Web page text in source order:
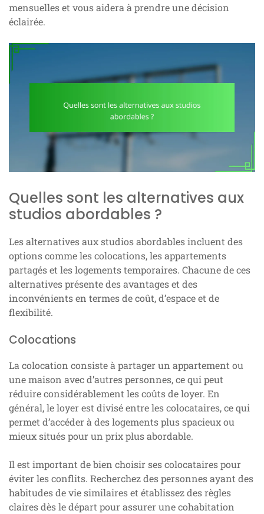
mensuelles et vous aidera à prendre une décision
éclairée.
Quelles sont les alternatives aux
studios abordables ?
Les alternatives aux studios abordables incluent des
options comme les colocations, les appartements
partagés et les logements temporaires. Chacune de ces
alternatives présente des avantages et des
inconvénients en termes de coût, d’espace et de
flexibilité.
Colocations
La colocation consiste à partager un appartement ou
une maison avec d’autres personnes, ce qui peut
réduire considérablement les coûts de loyer. En
général, le loyer est divisé entre les colocataires, ce qui
permet d’accéder à des logements plus spacieux ou
mieux situés pour un prix plus abordable.
Il est important de bien choisir ses colocataires pour
éviter les conflits. Recherchez des personnes ayant des
habitudes de vie similaires et établissez des règles
claires dès le départ pour assurer une cohabitation